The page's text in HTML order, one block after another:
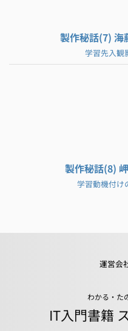
製作秘話(7) 海
学習先入観
製作秘話(8)
学習動機付け
運営会
わかる・た
IT入門書籍